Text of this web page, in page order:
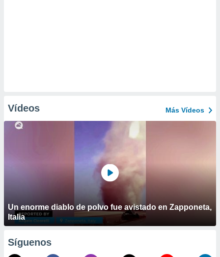
Vídeos Más Vídeos
Un enorme diablo de polvo fue avistado en Zapponeta,
Italia
Síguenos